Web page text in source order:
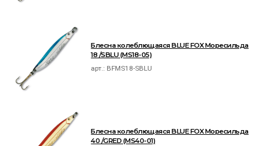
Блесна колеблющаяся BLUE FOX Моресильда
18 /SBLU (MS18-05)
арт.: BFMS18-SBLU
Блесна колеблющаяся BLUE FOX Моресильда
40 /GRED (MS40-01)